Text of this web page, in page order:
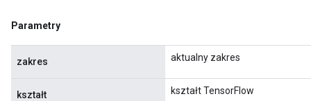
Parametry
zakres aktualny zakres
kształt kształt TensorFlow